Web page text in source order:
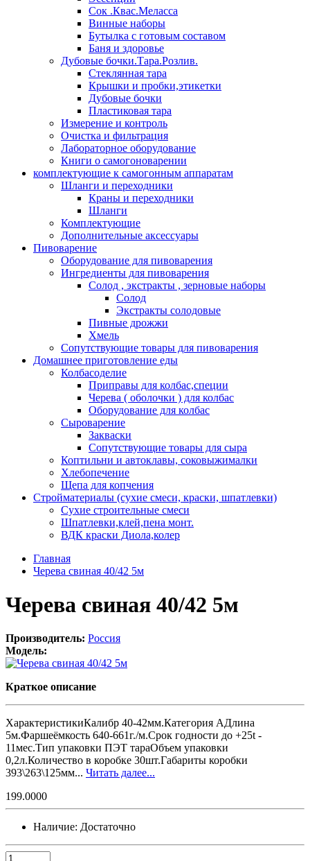
Сок .Квас.Меласса
Винные наборы
Бутылка с готовым составом
Баня и здоровье
Дубовые бочки.Тара.Розлив.
Стеклянная тара
Крышки и пробки,этикетки
Дубовые бочки
Пластиковая тара
Измерение и контроль
Очистка и фильтрация
Лабораторное оборудование
Книги о самогоноварении
комплектующие к самогонным аппаратам
Шланги и переходники
Краны и переходники
Шланги
Комплектующие
Дополнительные аксессуары
Пивоварение
Оборудование для пивоварения
Ингредиенты для пивоварения
Солод , экстракты , зерновые наборы
Солод
Экстракты солодовые
Пивные дрожжи
Хмель
Сопутствующие товары для пивоварения
Домашнее приготовление еды
Колбасоделие
Приправы для колбас,специи
Черева ( оболочки ) для колбас
Оборудование для колбас
Сыроварение
Закваски
Сопутствующие товары для сыра
Коптильни и автоклавы, соковыжималки
Хлебопечение
Щепа для копчения
Стройматериалы (сухие смеси, краски, шпатлевки)
Сухие строительные смеси
Шпатлевки,клей,пена монт.
ВДК краски Диола,колер
Главная
Черева свиная 40/42 5м
Черева свиная 40/42 5м
Производитель: Россия
Модель:
Краткое описание
ХарактеристикиКалибр 40-42мм.Категория АДлина
5м.Фаршеёмкость 640-661г./м.Срок годности до +25t -
11мес.Тип упаковки ПЭТ тараОбъем упаковки
0,2л.Количество в коробке 30шт.Габариты коробки
393\263\125мм... Читать далее...
199.0000
Наличие: Достаточно